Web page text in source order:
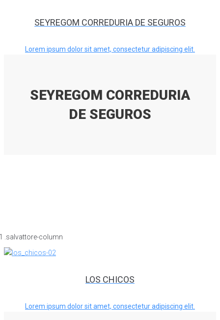
SEYREGOM CORREDURIA DE SEGUROS
Lorem ipsum dolor sit amet, consectetur adipiscing elit.
SEYREGOM CORREDURIA
DE SEGUROS
LOS CHICOS
Lorem ipsum dolor sit amet, consectetur adipiscing elit.